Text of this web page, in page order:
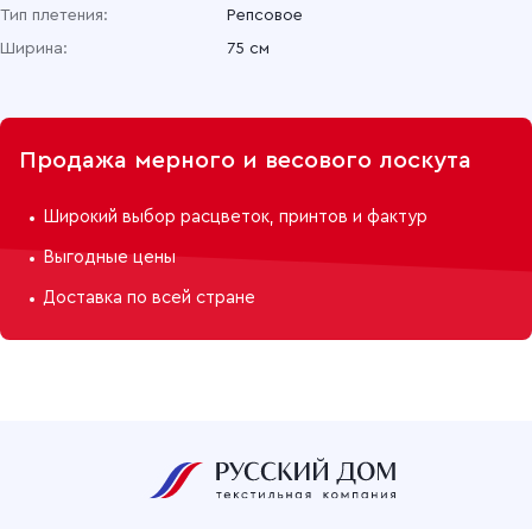
Тип плетения:
Репсовое
Ширина:
75 см
Продажа мерного и весового лоскута
Широкий выбор расцветок, принтов и фактур
Выгодные цены
Доставка по всей стране